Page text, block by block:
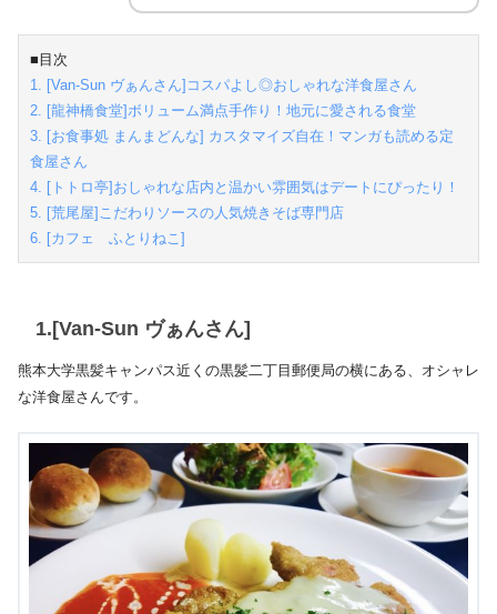
■目次
1. [Van-Sun ヴぁんさん]コスパよし◎おしゃれな洋食屋さん
2. [龍神橋食堂]ボリューム満点手作り！地元に愛される食堂
3. [お食事処 まんまどんな] カスタマイズ自在！マンガも読める定
食屋さん
4. [トトロ亭]おしゃれな店内と温かい雰囲気はデートにぴったり！
5. [荒尾屋]こだわりソースの人気焼きそば専門店
6. [カフェ ふとりねこ]
1.[Van-Sun ヴぁんさん]
熊本大学黒髪キャンパス近くの黒髪二丁目郵便局の横にある、オシャレ
な洋食屋さんです。